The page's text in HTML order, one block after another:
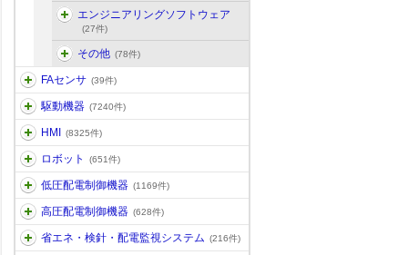
エンジニアリングソフトウェア
(27件)
その他 (78件)
FAセンサ (39件)
駆動機器 (7240件)
HMI (8325件)
ロボット (651件)
低圧配電制御機器 (1169件)
高圧配電制御機器 (628件)
省エネ・検針・配電監視システム (216件)